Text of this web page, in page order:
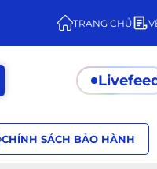
TRANG CHỦ
CHÍNH SÁCH BẢO HÀNH